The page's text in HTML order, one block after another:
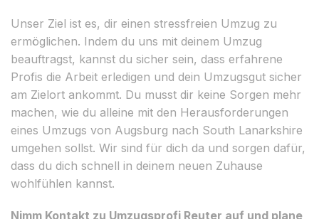
Unser Ziel ist es, dir einen stressfreien Umzug zu
ermöglichen. Indem du uns mit deinem Umzug
beauftragst, kannst du sicher sein, dass erfahrene
Profis die Arbeit erledigen und dein Umzugsgut sicher
am Zielort ankommt. Du musst dir keine Sorgen mehr
machen, wie du alleine mit den Herausforderungen
eines Umzugs von Augsburg nach South Lanarkshire
umgehen sollst. Wir sind für dich da und sorgen dafür,
dass du dich schnell in deinem neuen Zuhause
wohlfühlen kannst.
Nimm Kontakt zu Umzugsprofi Reuter auf und plane